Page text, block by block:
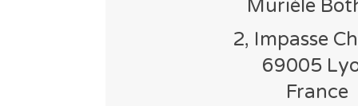
Murièle
2, Impasse
69005
France